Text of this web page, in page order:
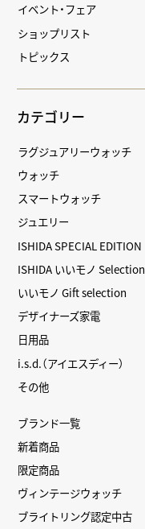
イベント・フェア
ショップリスト
トピックス
カテゴリー
ラグジュアリーウォッチ
ウォッチ
スマートウォッチ
ジュエリー
ISHIDA SPECIAL EDITION
ISHIDA いいモノ Selection
いいモノ Gift selection
デザイナーズ家電
日用品
i.s.d.（アイエスディー）
その他
ブランド一覧
新着商品
限定商品
ヴィンテージウォッチ
ブライトリング認定中古